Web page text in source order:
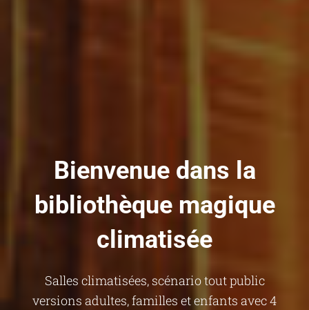
Bienvenue dans la
bibliothèque magique
climatisée
Salles climatisées, scénario tout public
versions adultes, familles et enfants avec 4